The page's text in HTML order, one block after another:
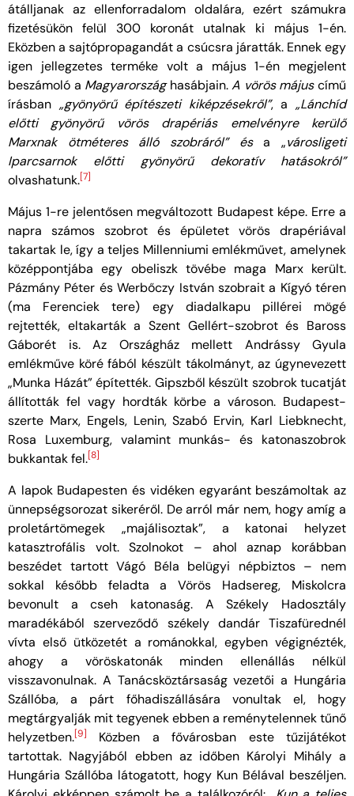
átálljanak az ellenforradalom oldalára, ezért számukra
fizetésükön felül 300 koronát utalnak ki május 1-én.
Eközben a sajtópropagandát a csúcsra járatták. Ennek egy
igen jellegzetes terméke volt a május 1-én megjelent
beszámoló a Magyarországhasábjain.A vörös májuscímű
írásban „gyönyörű építészeti kiképzésekről”, a„Lánchíd
előtti gyönyörű vörös drapériás emelvényre kerülő
Marxnak ötméteres álló szobráról” ésa „városligeti
Iparcsarnok előtti gyönyörű dekoratív hatásokról”
olvashatunk.[7]
Május 1-re jelentősen megváltozott Budapest képe. Erre a
napra számos szobrot és épületet vörös drapériával
takartak le, így a teljes Millenniumi emlékművet, amelynek
középpontjába egy obeliszk tövébe maga Marx került.
Pázmány Péter és Werbőczy István szobrait a Kígyó téren
(ma Ferenciek tere) egy diadalkapu pillérei mögé
rejtették, eltakarták a Szent Gellért-szobrot és Baross
Gáborét is. Az Országház mellett Andrássy Gyula
emlékműve köré fából készült tákolmányt, az úgynevezett
„Munka Házát” építették. Gipszből készült szobrok tucatját
állították fel vagy hordták körbe a városon. Budapest-
szerte Marx, Engels, Lenin, Szabó Ervin, Karl Liebknecht,
Rosa Luxemburg, valamint munkás- és katonaszobrok
bukkantak fel.[8]
A lapok Budapesten és vidéken egyaránt beszámoltak az
ünnepségsorozat sikeréről. De arról már nem, hogy amíg a
proletártömegek „majálisoztak”, a katonai helyzet
katasztrofális volt. Szolnokot – ahol aznap korábban
beszédet tartott Vágó Béla belügyi népbiztos – nem
sokkal később feladta a Vörös Hadsereg, Miskolcra
bevonult a cseh katonaság. A Székely Hadosztály
maradékából szerveződő székely dandár Tiszafürednél
vívta első ütközetét a románokkal, egyben végignézték,
ahogy a vöröskatonák minden ellenállás nélkül
visszavonulnak. A Tanácsköztársaság vezetői a Hungária
Szállóba, a párt főhadiszállására vonultak el, hogy
megtárgyalják mit tegyenek ebben a reménytelennek tűnő
helyzetben.[9]
Közben a fővárosban este tűzijátékot
tartottak. Nagyjából ebben az időben Károlyi Mihály a
Hungária Szállóba látogatott, hogy Kun Bélával beszéljen.